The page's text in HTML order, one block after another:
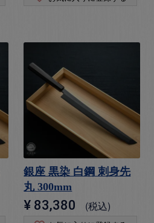
銀座 黒染 白鋼 刺身先
丸 300mm
¥ 83,380 税込